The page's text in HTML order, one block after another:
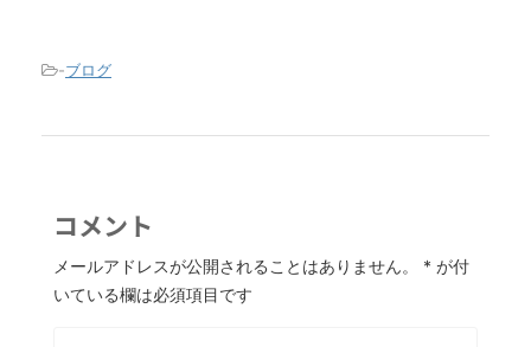
-ブログ
コメント
メールアドレスが公開されることはありません。 * が付
いている欄は必須項目です